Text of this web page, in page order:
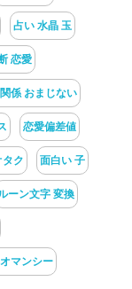
占い 水晶 玉
恋愛
係 おまじない
恋愛偏差値
タク 面白い 子
ーン文字 変換
マンシー